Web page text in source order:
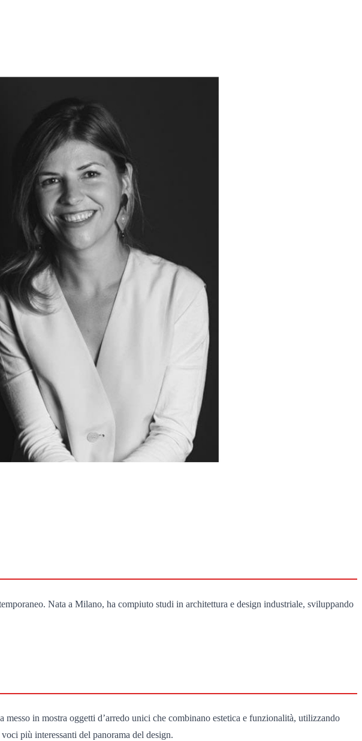
Nata a Milano, ha compiuto studi in architettura e design industriale, sviluppando
in mostra oggetti d’arredo unici che combinano estetica e funzionalità, utilizzando
più interessanti del panorama del design.